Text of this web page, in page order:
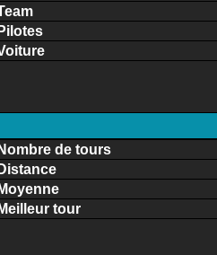
Pilotes
Nombre de tours
Distance
Moyenne
Meilleur tour